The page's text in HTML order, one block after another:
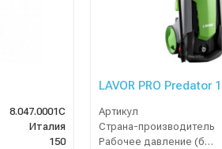
8.047.0001C
Италия
150
LAVOR PRO Predator
Артикул
Страна-производитель
Рабочее давление (бар)